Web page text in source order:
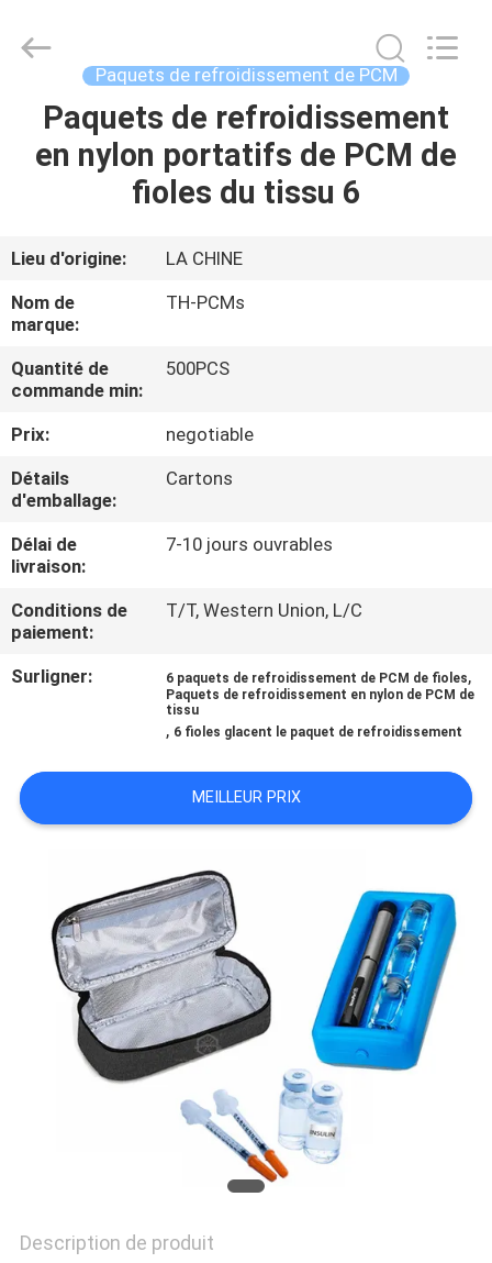
MAISON
PRODUITS
AU
SUJET
DE
NOUS
VISITE
D'USINE
CONTRÔLE
DE
QUALITÉ
CONTACTEZ-
NOUVELLES
PLAN
PRIVACY
energy
Technology
Paquets de refroidissement de PCM
Paquets de refroidissement
en nylon portatifs de PCM de
fioles du tissu 6
Lieu d'origine:
LA CHINE
Nom de
marque:
TH-PCMs
Quantité de
commande min:
500PCS
Prix:
negotiable
Détails
d'emballage:
Cartons
Délai de
livraison:
7-10 jours ouvrables
Conditions de
paiement:
T/T, Western Union, L/C
Surligner: 6 paquets de refroidissement de PCM de fioles,
Paquets de refroidissement en nylon de PCM de
tissu
, 6 fioles glacent le paquet de refroidissement
MEILLEUR PRIX
Description de produit